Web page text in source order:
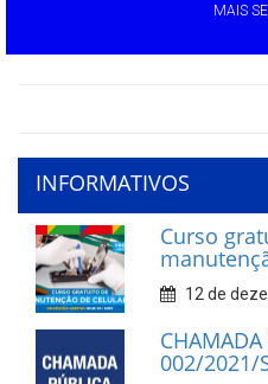
MAIS
INFORMATIVOS
Curso
12 de
002/2021/